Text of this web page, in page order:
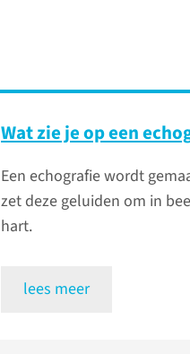
Wat zie je op een
Een echografie wordt
zet deze geluiden om in
hart.
lees meer